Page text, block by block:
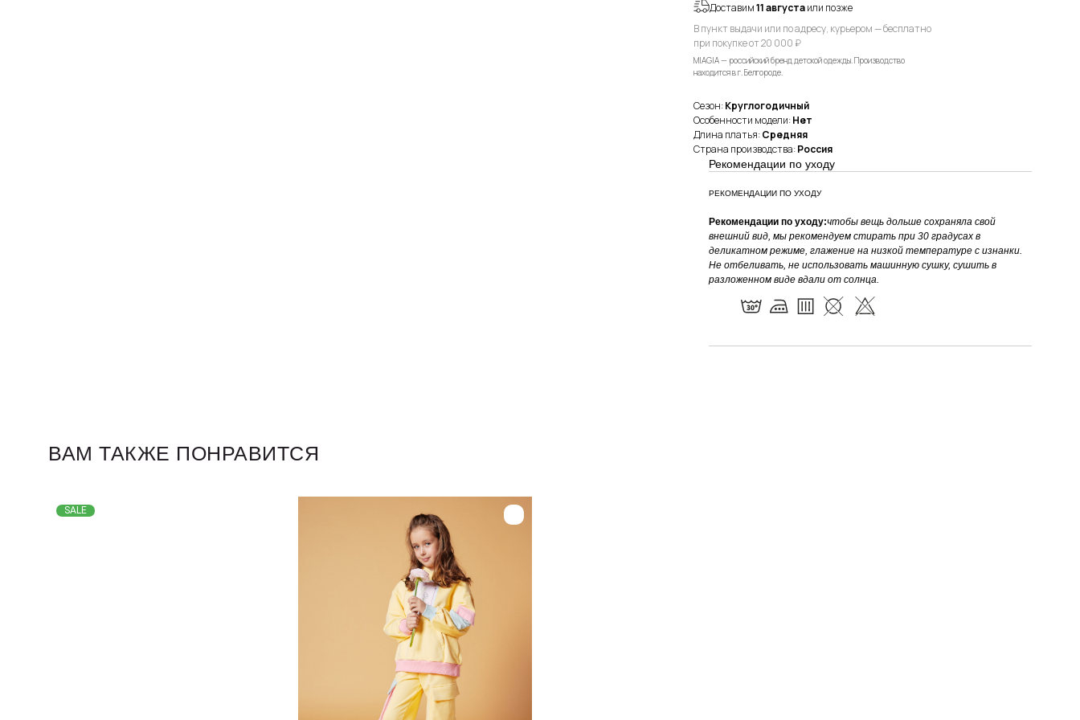
Доставим11 августаили позже
В пункт выдачи или по адресу, курьером — бесплатно
при покупке от 20 000 ₽
MIAGIA — российский бренд детской одежды. Производство
находится в г. Белгороде.
Сезон:Круглогодичный
Особенности модели:Нет
Длина платья:Средняя
Страна производства:Россия
Рекомендации по уходу
РЕКОМЕНДАЦИИ ПО УХОДУ
Рекомендации по уходу:чтобы вещь дольше сохраняла свой
внешний вид, мы рекомендуем стирать при 30 градусах в
деликатном режиме, глажение на низкой температуре с изнанки.
Не отбеливать, не использовать машинную сушку, сушить в
разложенном виде вдали от солнца.
ВАМ ТАКЖЕ ПОНРАВИТСЯ
SALE